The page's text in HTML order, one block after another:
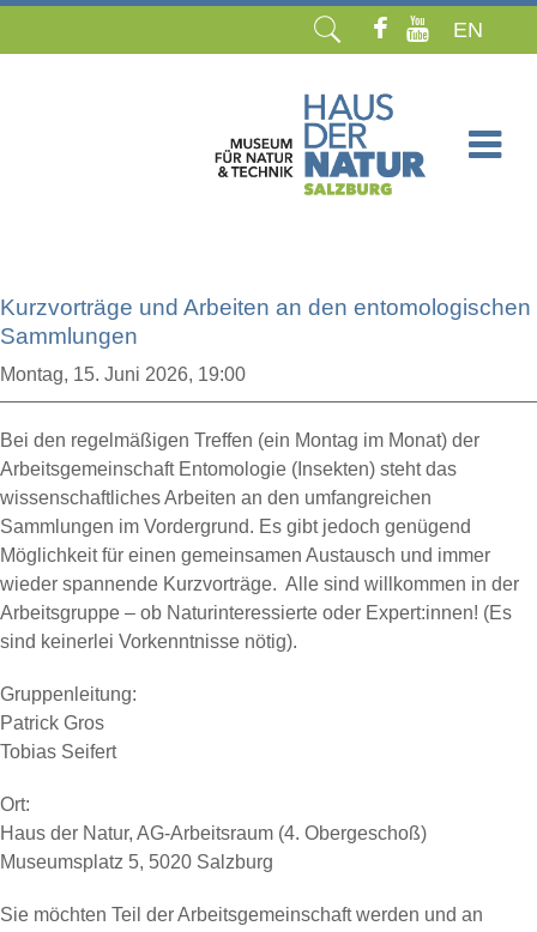
EN
Kurzvorträge und Arbeiten an den entomologischen
Sammlungen
Montag, 15. Juni 2026, 19:00
Bei den regelmäßigen Treffen (ein Montag im Monat) der
Arbeitsgemeinschaft Entomologie (Insekten) steht das
wissenschaftliches Arbeiten an den umfangreichen
Sammlungen im Vordergrund. Es gibt jedoch genügend
Möglichkeit für einen gemeinsamen Austausch und immer
wieder spannende Kurzvorträge. Alle sind willkommen in der
Arbeitsgruppe – ob Naturinteressierte oder Expert:innen! (Es
sind keinerlei Vorkenntnisse nötig).
Gruppenleitung:
Patrick Gros
Tobias Seifert
Ort:
Haus der Natur, AG-Arbeitsraum (4. Obergeschoß)
Museumsplatz 5, 5020 Salzburg
Sie möchten Teil der Arbeitsgemeinschaft werden und an